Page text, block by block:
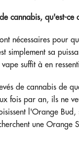
cannabis, qu'est-
nécessaires pour
simplement sa
suffit à en
de cannabis de
fois par an, ils ne
l'Orange
une Orange